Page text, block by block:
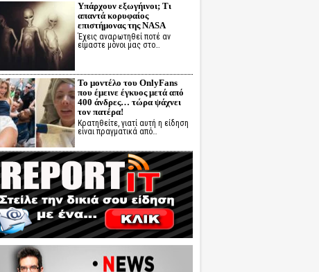
Υπάρχουν εξωγήινοι; Τι
απαντά κορυφαίος
επιστήμονας της NASA
Έχεις αναρωτηθεί ποτέ αν
είμαστε μόνοι μας στο…
Το μοντέλο του OnlyFans
που έμεινε έγκυος μετά από
400 άνδρες… τώρα ψάχνει
τον πατέρα!
Κρατηθείτε, γιατί αυτή η είδηση
είναι πραγματικά από…